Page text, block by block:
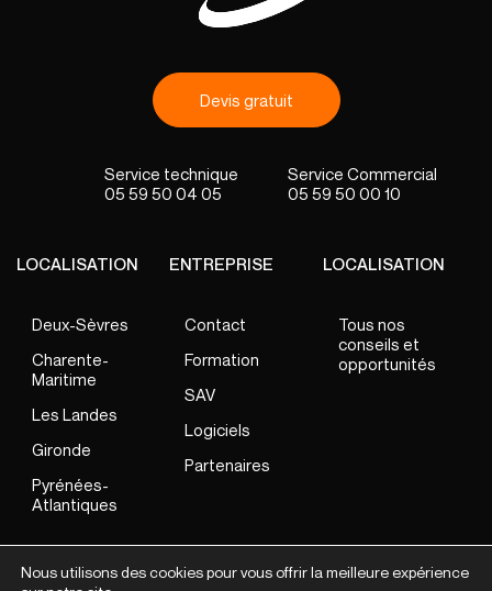
Devis gratuit
05 59 50 04 05
05 59 50 00 10
LOCALISATION
Deux-Sèvres
Charente-
Maritime
Les Landes
Gironde
Pyrénées-
Atlantiques
ENTREPRISE
Contact
Formation
SAV
Logiciels
Partenaires
LOCALISATION
Tous nos
conseils et
opportunités
Nous utilisons des cookies pour vous offrir la meilleure expérience